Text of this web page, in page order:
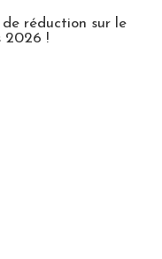
de réduction sur le
2026 !